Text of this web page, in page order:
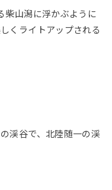
柴山潟に浮かぶように
くライトアップされる
渓谷で、北陸随一の渓